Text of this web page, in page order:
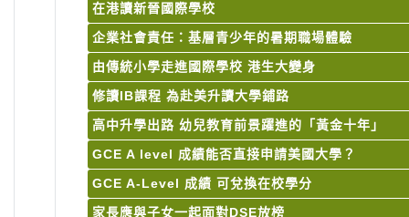
在港讀新晉國際學校
企業社會責任：基層青少年的暑期職場體驗
由傳統小學走進國際學校 港生大變身
修讀IB課程 為赴美升讀大學鋪路
高中升學出路 幼兒教育前景躍進的「黃金十年」
GCE A level 成績能否直接申請美國大學？
GCE A-Level 成績 可兌換在校學分
家長應與子女一起面對DSE放榜